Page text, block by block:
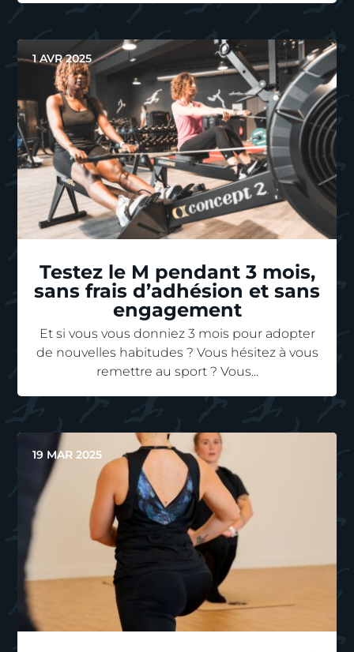
Testez le M pendant 3 mois,
sans frais d’adhésion et sans
engagement
1 AVR 2025
Et si vous vous donniez 3 mois pour adopter
de nouvelles habitudes ? Vous hésitez à vous
remettre au sport ? Vous...
19 MAR 2025